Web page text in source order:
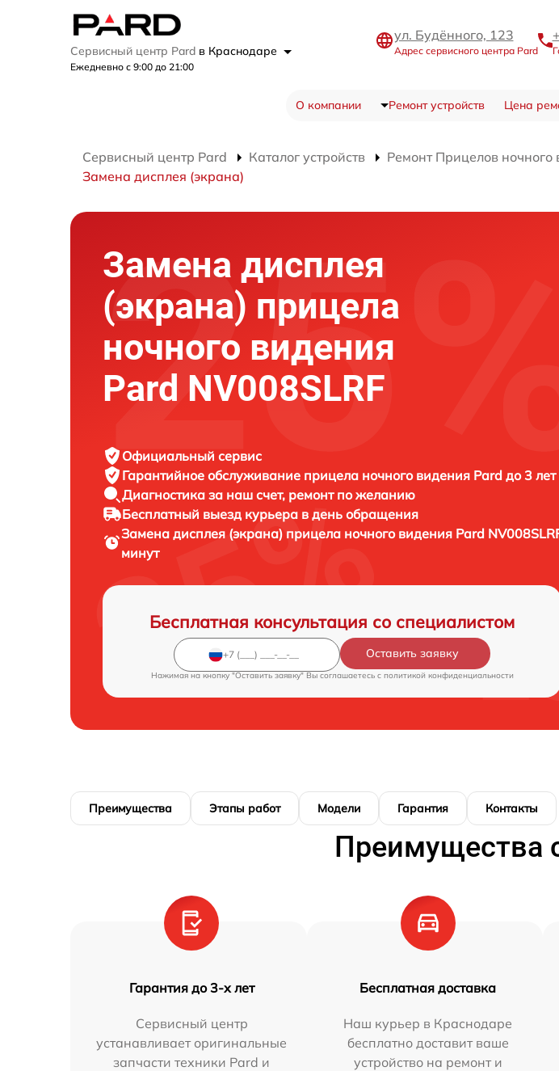
Сервисный центр Pard в Краснодаре
Ежедневно с 9:00 до 21:00
ул. Будённого, 123
Адрес сервисного центра Pard
О компании Ремонт устройств Цена
Сервисный центр Pard Каталог устройств Ремонт Прицелов ночного
Замена дисплея (экрана)
Замена дисплея
(экрана) прицела
ночного видения
Pard NV008SLRF
Официальный сервис
Гарантийное обслуживание прицела ночного видения Pard до 3 лет
Диагностика за наш счет, ремонт по желанию
Бесплатный выезд курьера в день обращения
Замена дисплея (экрана) прицела ночного видения Pard
минут
Бесплатная консультация со специалистом
Оставить заявку
Нажимая на кнопку "Оставить заявку" Вы соглашаетесь c политикой конфиденциальности
Преимущества Этапы работ Модели Гарантия Контакты
Преимущества
Гарантия до 3-х лет
Сервисный центр
устанавливает оригинальные
запчасти техники Pard и
Бесплатная доставка
Наш курьер в Краснодаре
бесплатно доставит ваше
устройство на ремонт и